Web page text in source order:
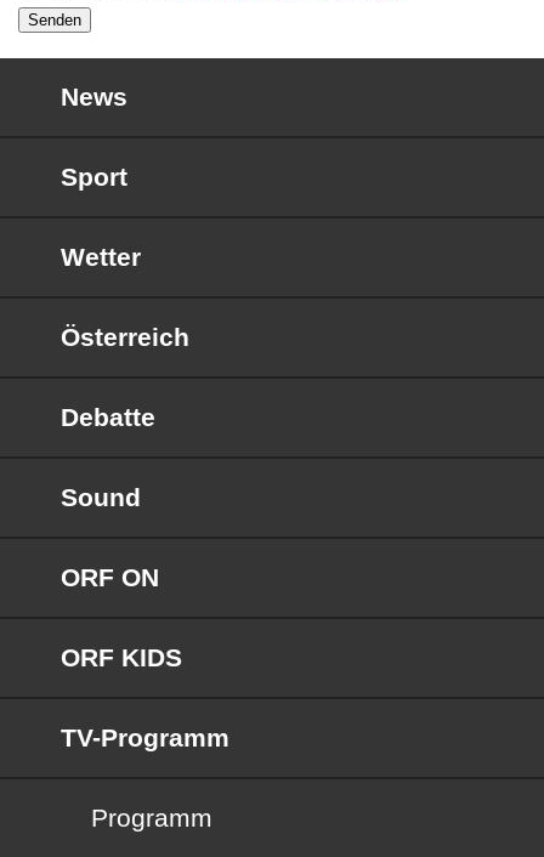
Senden
News
Sport
Wetter
Österreich
Debatte
Sound
ORF ON
ORF KIDS
TV-Programm
Programm